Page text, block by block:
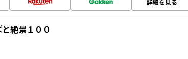
絶景１００